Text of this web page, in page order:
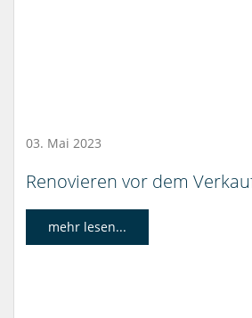
03. Mai 2023
Renovieren vor dem
mehr lesen...